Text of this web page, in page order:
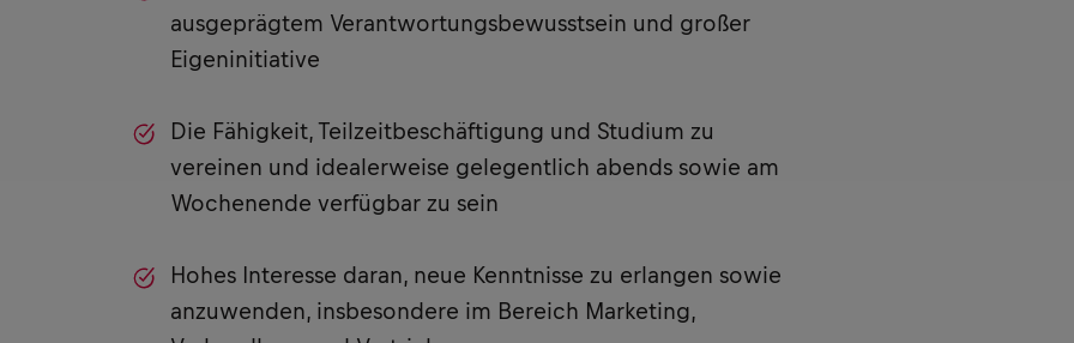
ausgeprägtem Verantwortungsbewusstsein und großer
Eigeninitiative
Die Fähigkeit, Teilzeitbeschäftigung und Studium zu
vereinen und idealerweise gelegentlich abends sowie am
Wochenende verfügbar zu sein
Hohes Interesse daran, neue Kenntnisse zu erlangen sowie
anzuwenden, insbesondere im Bereich Marketing,